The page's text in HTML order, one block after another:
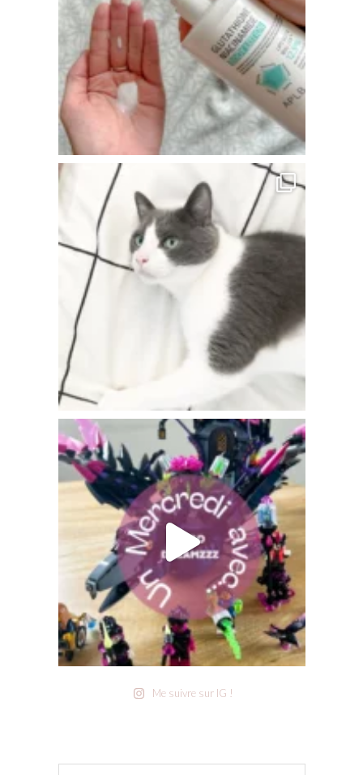
Me suivre sur IG !